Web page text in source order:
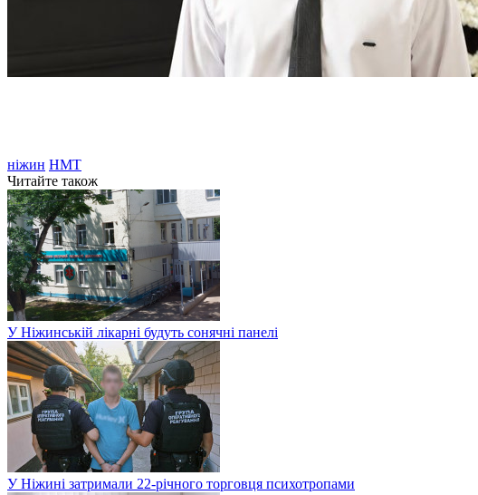
ніжин НМТ
Читайте також
У Ніжинській лікарні будуть сонячні панелі
У Ніжині затримали 22-річного торговця психотропами